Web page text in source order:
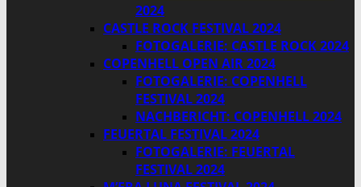
2024
CASTLE ROCK FESTIVAL 2024
FOTOGALERIE: CASTLE ROCK 2024
COPENHELL OPEN AIR 2024
FOTOGALERIE: COPENHELL
FESTIVAL 2024
NACHBERICHT: COPENHELL 2024
FEUERTAL FESTIVAL 2024
FOTOGALERIE: FEUERTAL
FESTIVAL 2024